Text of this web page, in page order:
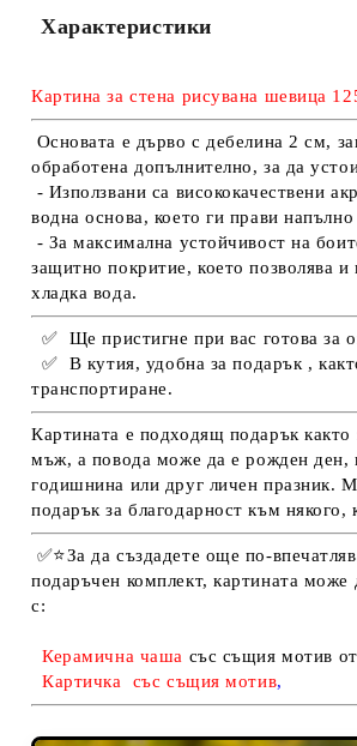
Ние ще се свържем с вас в рамките на
Характеристики
Картина за стена рисувана шевица
Основата е дърво с дебелина 2 см,
обработена допълнително, за да
- Използвани са висококачествени
водна основа, което ги прави
- За максимална устойчивост на
защитно покритие, което позволява и
хладка вода.
✅
Ще пристигне при вас готова за
✅
В кутия, удобна за подарък ,
транспортиране.
Картината е подходящ подарък както
мъж, а повода може да е рожден ден,
годишнина или друг личен празник.
подарък за благодарност към някого,
✅⭐За да създадете още по-
подаръчен комплект, картината може
с:
Керамична чаша със същия мотив
Картичка със същия мотив,